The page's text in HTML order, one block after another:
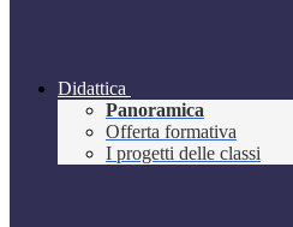
Didattica
Panoramica
Offerta formativa
I progetti delle classi